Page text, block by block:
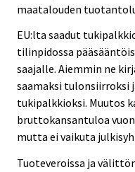
maatalouden
EU:lta saadut
tilinpidossa
saajalle. Aiemmin ne
saamaksi tulonsiirroksi
tukipalkkioksi. Muutos
bruttokansantuloa
mutta ei vaikuta
Tuoteveroissa ja